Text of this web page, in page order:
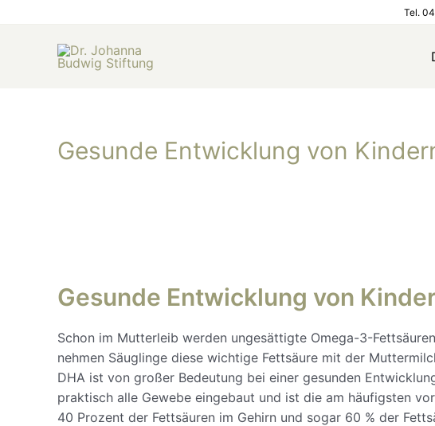
Tel.
Gesunde Entwicklung von
Gesunde Entwicklung von
Schon im Mutterleib werden ungesättigte Omega-3-
nehmen Säuglinge diese wichtige Fettsäure mit der
DHA ist von großer Bedeutung bei einer gesunden
praktisch alle Gewebe eingebaut und ist die am häufigsten
40 Prozent der Fettsäuren im Gehirn und sogar 60 % der